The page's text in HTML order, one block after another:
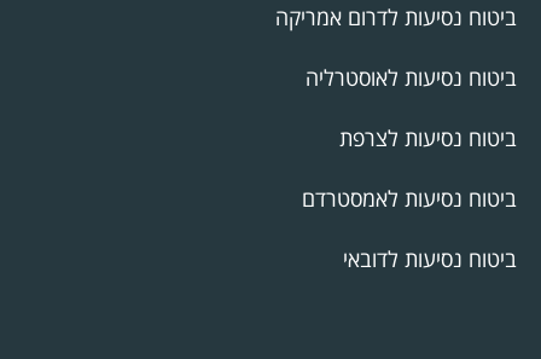
ביטוח נסיעות לדרום אמריקה
ביטוח נסיעות לאוסטרליה
ביטוח נסיעות לצרפת
ביטוח נסיעות לאמסטרדם
ביטוח נסיעות לדובאי